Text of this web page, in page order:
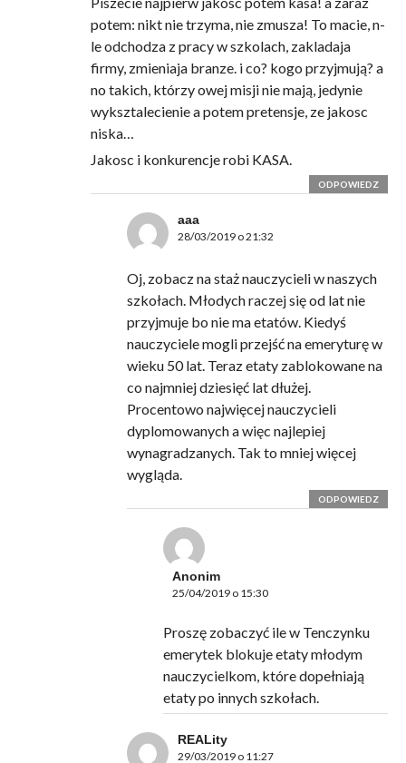
potem: nikt nie trzyma, nie zmusza! To macie, n-
le odchodza z pracy w szkolach, zakladaja
firmy, zmieniaja branze. i co? kogo przyjmują? a
no takich, którzy owej misji nie mają, jedynie
wyksztalecienie a potem pretensje, ze jakosc
niska…
Jakosc i konkurencje robi KASA.
ODPOWIEDZ
aaa
28/03/2019 o 21:32
Oj, zobacz na staż nauczycieli w naszych
szkołach. Młodych raczej się od lat nie
przyjmuje bo nie ma etatów. Kiedyś
nauczyciele mogli przejść na emeryturę w
wieku 50 lat. Teraz etaty zablokowane na
co najmniej dziesięć lat dłużej.
Procentowo najwięcej nauczycieli
dyplomowanych a więc najlepiej
wynagradzanych. Tak to mniej więcej
wygląda.
ODPOWIEDZ
Anonim
25/04/2019 o 15:30
Proszę zobaczyć ile w Tenczynku
emerytek blokuje etaty młodym
nauczycielkom, które dopełniają
etaty po innych szkołach.
REALity
29/03/2019 o 11:27